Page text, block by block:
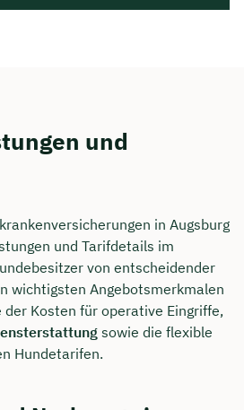
und
in Augsburg
und Tarifdetails im
von entscheidender
wichtigsten Angebotsmerkmalen
Kosten für operative Eingriffe,
sowie die flexible
Hundetarifen.